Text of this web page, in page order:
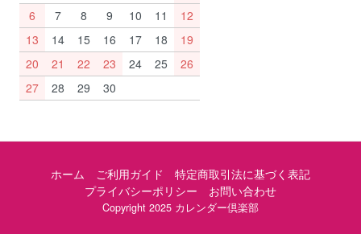
6
7 8 9 10 11
12
13
14 15 16 17 18
19
20
21 22 23 24 25
26
27
28 29 30
ホーム ご利用ガイド
特定商取引法に基づく表記
プライバシーポリシー
お問い合わせ
Copyright 2025 カレンダー倶楽部